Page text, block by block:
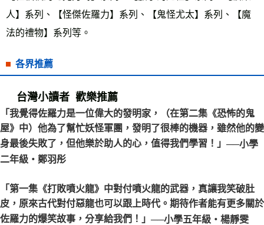
人】系列、【怪傑佐羅力】系列、【鬼怪尤太】系列、【魔
法的禮物】系列等。
各界推薦
台灣小讀者 歡樂推薦
「我覺得佐羅力是一位偉大的發明家，（在第二集《恐怖的鬼
屋》中）他為了幫忙妖怪軍團，發明了很棒的機器，雖然他的變
身最後失敗了，但他樂於助人的心，值得我們學習！」 ──小學
二年級‧鄭羽彤
「第一集《打敗噴火龍》中對付噴火龍的武器，真讓我笑破肚
皮，原來古代對付惡龍也可以跟上時代。期待作者能有更多關於
佐羅力的爆笑故事，分享給我們！」 ──小學五年級‧楊靜雯